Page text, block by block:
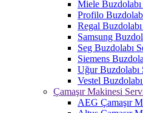
Miele
Profilo
Regal
Samsung
Seg Buzdolabı
Siemens
Uğur Buzdolabı
Vestel
Çamaşır Makinesi
AEG Çamaşır